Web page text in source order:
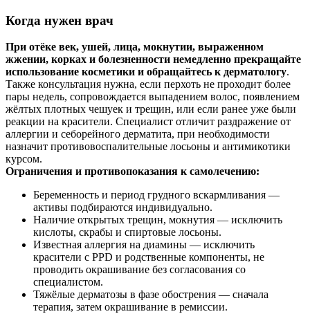
Когда нужен врач
При отёке век, ушей, лица, мокнутии, выраженном
жжении, корках и болезненности немедленно прекращайте
использование косметики и обращайтесь к дерматологу.
Также консультация нужна, если перхоть не проходит более
пары недель, сопровождается выпадением волос, появлением
жёлтых плотных чешуек и трещин, или если ранее уже были
реакции на красители. Специалист отличит раздражение от
аллергии и себорейного дерматита, при необходимости
назначит противовоспалительные лосьоны и антимикотики
курсом.
Ограничения и противопоказания к самолечению:
Беременность и период грудного вскармливания —
активы подбираются индивидуально.
Наличие открытых трещин, мокнутия — исключить
кислоты, скрабы и спиртовые лосьоны.
Известная аллергия на диамины — исключить
красители с PPD и родственные компоненты, не
проводить окрашивание без согласования со
специалистом.
Тяжёлые дерматозы в фазе обострения — сначала
терапия, затем окрашивание в ремиссии.